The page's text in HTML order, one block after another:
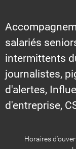
salariés
intermittents
journalistes,
d'alertes,
d'entreprise,
Horaires